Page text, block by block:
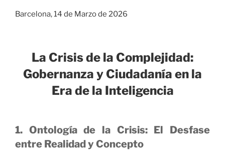
Barcelona, 14 de Marzo de 2026
La Crisis de la Complejidad:
Gobernanza y Ciudadanía en la
Era de la Inteligencia
1. Ontología de la Crisis: El Desfase
entre Realidad y Concepto